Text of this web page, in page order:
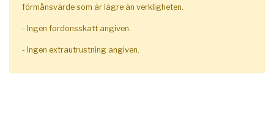
förmånsvärde som är lägre än verkligheten.
- Ingen fordonsskatt angiven.
- Ingen extrautrustning angiven.